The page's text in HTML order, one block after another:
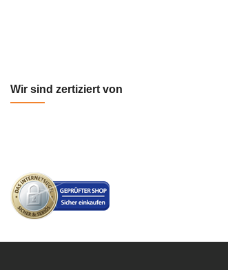
Wir sind zertiziert von